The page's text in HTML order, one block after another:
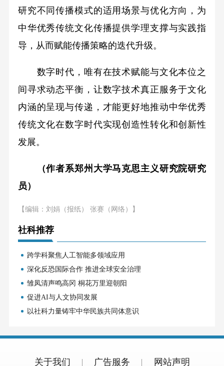
研究不同传播模式的适用场景与优化方向，为
中华优秀传统文化传播提供学理支撑与实践指
导，从而赋能传播策略的迭代升级。
数字时代，唯有在技术赋能与文化本位之
间寻求动态平衡，让数字技术真正服务于文化
内涵的呈现与传递，才能更好地推动中华优秀
传统文化在数字时代实现创造性转化和创新性
发展。
（作者系郑州大学马克思主义研究院研究
员）
【编辑：刘娟（报纸） 张赛（网络）】
社科推荐
跨学科聚焦人工智能多领域应用
深化反恐国际合作 推进全球安全治理
雏凤清声鸣高冈 桐花万里迎朝阳
促进AI与人文协同发展
以社科力量铸牢中华民族共同体意识
关于我们 广告服务 网站声明